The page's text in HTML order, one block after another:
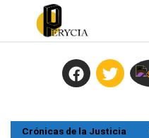
Crónicas de la Justicia